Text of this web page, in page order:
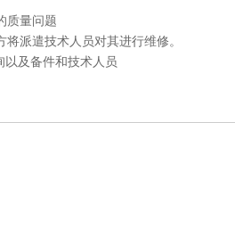
质量问题
派遣技术人员对其进行维修。
及备件和技术人员